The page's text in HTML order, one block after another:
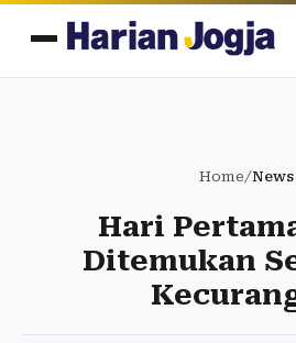
Home/News
Hari
Ditemukan